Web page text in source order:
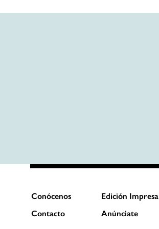
Conócenos Edición Impresa
Contacto
Anúnciate